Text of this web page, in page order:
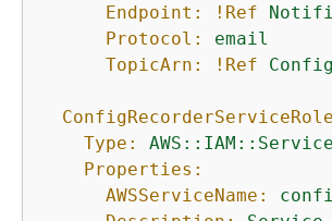
Endpoint:
!Ref
Protocol:
email
TopicArn:
!Ref
Type:
Properties:
AWSServiceName: